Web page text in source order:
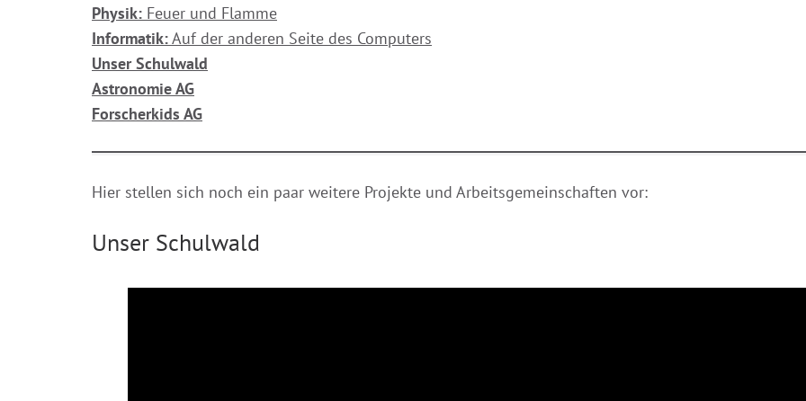
Physik: Feuer und Flamme
Informatik:Auf der anderen Seite des Computers
Unser Schulwald
Astronomie AG
Forscherkids AG
Hier stellen sich noch ein paar weitere Projekte und Arbeitsgemeinschaften vor:
Unser Schulwald